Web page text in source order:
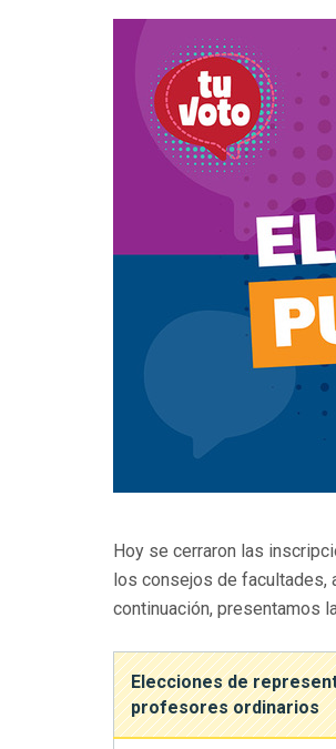
Hoy se cerraron las
los consejos de facultades,
continuación, presentamos
Elecciones de
profesores ordinarios